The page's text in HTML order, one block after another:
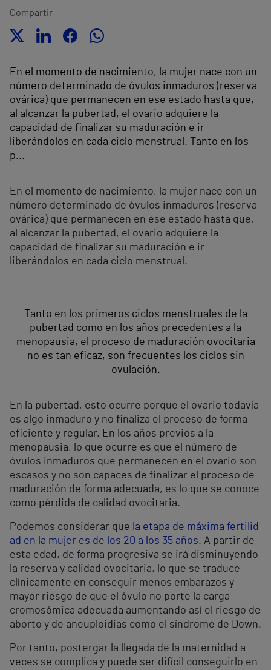
Compartir
En el momento de nacimiento, la mujer nace con un
número determinado de óvulos inmaduros (reserva
ovárica) que permanecen en ese estado hasta que,
al alcanzar la pubertad, el ovario adquiere la
capacidad de finalizar su maduración e ir
liberándolos en cada ciclo menstrual. Tanto en los
p...
En el momento de nacimiento, la mujer nace con un
número determinado de óvulos inmaduros (reserva
ovárica) que permanecen en ese estado hasta que,
al alcanzar la pubertad, el ovario adquiere la
capacidad de finalizar su maduración e ir
liberándolos en cada ciclo menstrual.
Tanto en los primeros ciclos menstruales de la
pubertad como en los años precedentes a la
menopausia, el proceso de maduración ovocitaria
no es tan eficaz, son frecuentes los ciclos sin
ovulación.
En la pubertad, esto ocurre porque el ovario todavía
es algo inmaduro y no finaliza el proceso de forma
eficiente y regular. En los años previos a la
menopausia, lo que ocurre es que el número de
óvulos inmaduros que permanecen en el ovario son
escasos y no son capaces de finalizar el proceso de
maduración de forma adecuada, es lo que se conoce
como pérdida de calidad ovocitaria.
Podemos considerar que la etapa de máxima fertilid
ad en la mujer es de los 20 a los 35 años. A partir de
esta edad, de forma progresiva se irá disminuyendo
la reserva y calidad ovocitaria, lo que se traduce
clínicamente en conseguir menos embarazos y
mayor riesgo de que el óvulo no porte la carga
cromosómica adecuada aumentando así el riesgo de
aborto y de aneuploidias como el síndrome de Down.
Por tanto, postergar la llegada de la maternidad a
veces se complica y puede ser difícil conseguirlo en